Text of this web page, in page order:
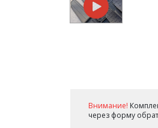
Внимание!
через форму